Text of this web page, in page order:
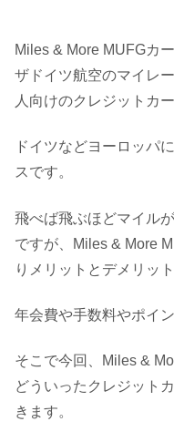
Miles & More MUFGカ
ザドイツ航空のマイレ
人向けのクレジットカー
ドイツなどヨーロッパ
スです。
飛べば飛ぶほどマイル
ですが、Miles & More
りメリットとデメリッ
年会費や手数料やポイ
そこで今回、Miles &
どういったクレジット
きます。